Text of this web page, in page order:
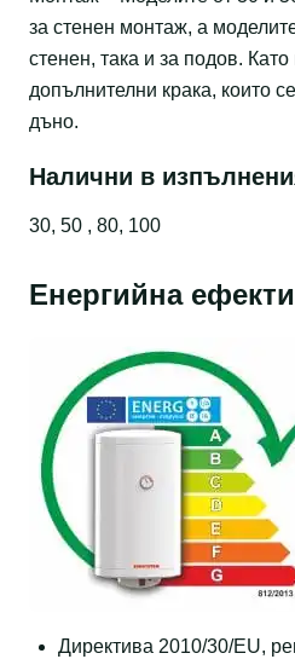
за стенен монтаж, а
стенен, така и за подов.
допълнителни крака, които
дъно.
Налични в
30, 50 , 80, 100
Енергийна
Директива 2010/30/EU,